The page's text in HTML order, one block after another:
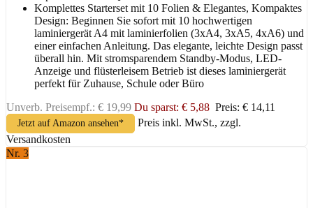
Komplettes Starterset mit 10 Folien & Elegantes, Kompaktes
Design: Beginnen Sie sofort mit 10 hochwertigen
laminiergerät A4 mit laminierfolien (3xA4, 3xA5, 4xA6) und
einer einfachen Anleitung. Das elegante, leichte Design passt
überall hin. Mit stromsparendem Standby-Modus, LED-
Anzeige und flüsterleisem Betrieb ist dieses laminiergerät
perfekt für Zuhause, Schule oder Büro
Unverb. Preisempf.: € 19,99 Du sparst: € 5,88 Preis: € 14,11
Jetzt auf Amazon ansehen*
Preis inkl. MwSt., zzgl.
Versandkosten
Nr. 3